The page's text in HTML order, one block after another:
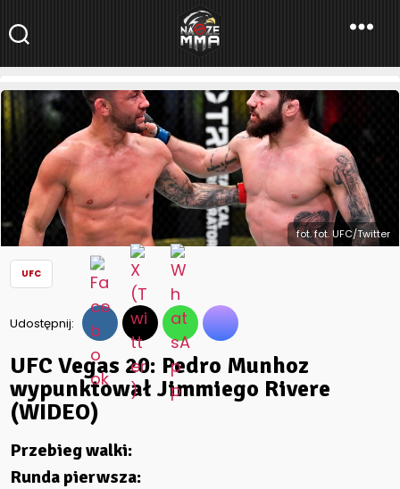
NaszeMMA
NaszeMMA.pl»Aktualności»Świat»UFC»UFC Vegas 20: Pedro
Munhoz wypunktował Jimmiego Rivere (WIDEO)
fot. fot. UFC/Twitter
UFC
Udostępnij:
UFC Vegas 20: Pedro Munhoz
wypunktował Jimmiego Rivere
(WIDEO)
Przebieg walki:
Runda pierwsza: